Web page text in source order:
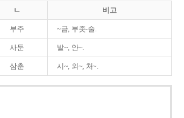
ㄴ 비고
부주 ~금, 부좃-술.
사둔 밭~, 안~.
삼춘 시~, 외~, 처~.